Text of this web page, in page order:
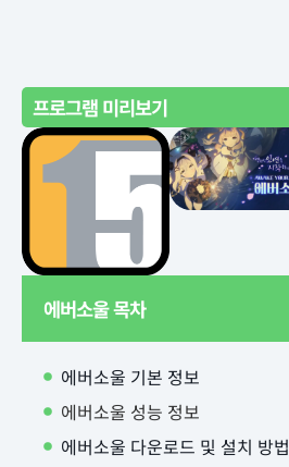
프로그램 미리보기
에버소울 목차
에버소울 기본 정보
에버소울 성능 정보
에버소울 다운로드 및 설치 방법